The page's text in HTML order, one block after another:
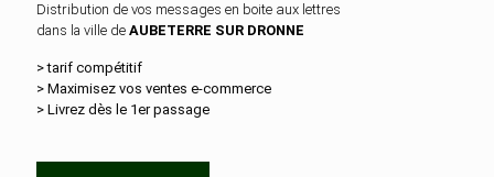
Distribution de vos messages en boite aux lettres
dans la ville de AUBETERRE SUR DRONNE
> tarif compétitif
> Maximisez vos ventes e‑commerce
> Livrez dès le 1er passage